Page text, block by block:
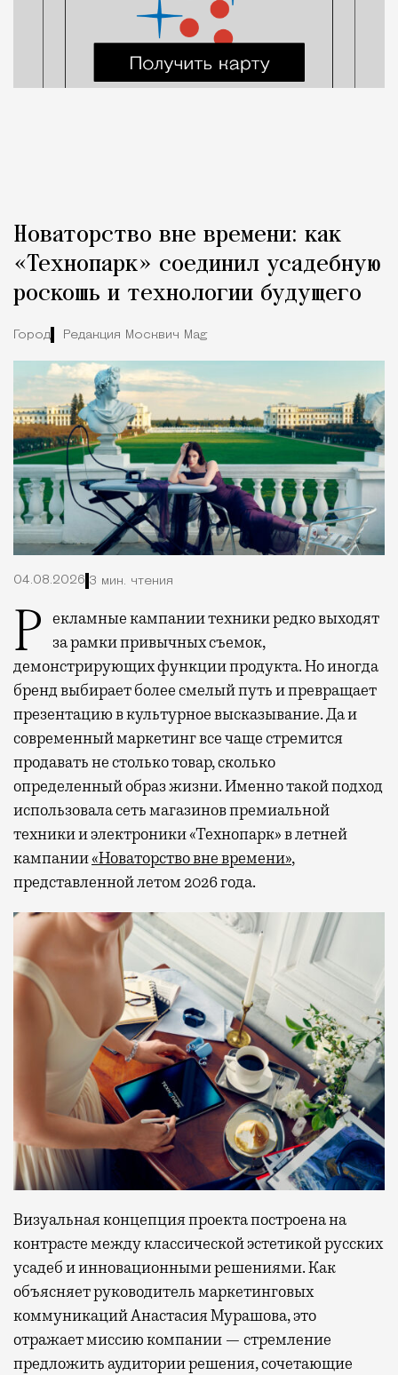
Новаторство вне времени: как
«Технопарк» соединил усадебную
роскошь и технологии будущего
Город Редакция Москвич Mag
04.08.2026 3 мин. чтения
Рекламные кампании техники редко выходят
за рамки привычных съемок,
демонстрирующих функции продукта. Но иногда
бренд выбирает более смелый путь и превращает
презентацию в культурное высказывание. Да и
современный маркетинг все чаще стремится
продавать не столько товар, сколько
определенный образ жизни. Именно такой подход
использовала сеть магазинов премиальной
техники и электроники «Технопарк» в летней
кампании«Новаторство вне времени»,
представленной летом 2026 года.
Визуальная концепция проекта построена на
контрасте между классической эстетикой русских
усадеб и инновационными решениями. Как
объясняет руководитель маркетинговых
коммуникаций Анастасия Мурашова, это
отражает миссию компании — стремление
предложить аудитории решения, сочетающие